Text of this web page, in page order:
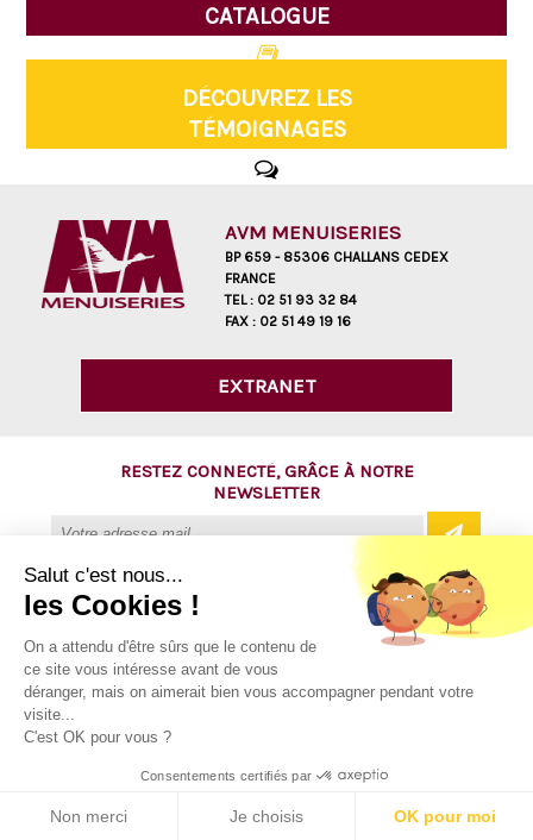
CATALOGUE
DÉCOUVREZ LES
TÉMOIGNAGES
AVM MENUISERIES
BP 659 - 85306 CHALLANS CEDEX
FRANCE
TEL : 02 51 93 32 84
FAX : 02 51 49 19 16
EXTRANET
RESTEZ CONNECTÉ, GRÂCE À NOTRE
NEWSLETTER
@ Copyright 2016 - AVM Menuiseries
Tous droits réservés
Contact
Salut c'est nous...
les Cookies !
On a attendu d'être sûrs que le contenu de
ce site vous intéresse avant de vous
déranger, mais on aimerait bien vous accompagner pendant votre
visite...
C'est OK pour vous ?
Consentements certifiés par
Non merci Je choisis OK pour moi